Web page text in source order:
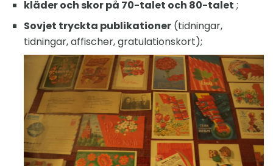
kläder och skor på 70-talet och 80-talet ;
Sovjet tryckta publikationer (tidningar,
tidningar, affischer, gratulationskort);